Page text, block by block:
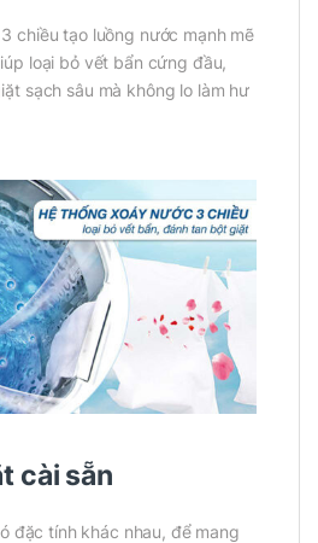
chiều tạo luồng nước mạnh mẽ
loại bỏ vết bẩn cứng đầu,
sạch sâu mà không lo làm hư
cài sẵn
đặc tính khác nhau, để mang